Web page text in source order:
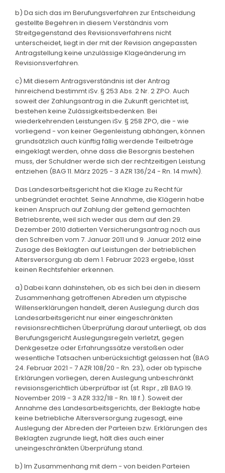
b) Da sich das im Berufungsverfahren zur Entscheidung
gestellte Begehren in diesem Verständnis vom
Streitgegenstand des Revisionsverfahrens nicht
unterscheidet, liegt in der mit der Revision angepassten
Antragstellung keine unzulässige Klageänderung im
Revisionsverfahren.
c) Mit diesem Antragsverständnis ist der Antrag
hinreichend bestimmt iSv. § 253 Abs. 2 Nr. 2 ZPO. Auch
soweit der Zahlungsantrag in die Zukunft gerichtet ist,
bestehen keine Zulässigkeitsbedenken. Bei
wiederkehrenden Leistungen iSv. § 258 ZPO, die - wie
vorliegend - von keiner Gegenleistung abhängen, können
grundsätzlich auch künftig fällig werdende Teilbeträge
eingeklagt werden, ohne dass die Besorgnis bestehen
muss, der Schuldner werde sich der rechtzeitigen Leistung
entziehen (BAG 11. März 2025 - 3 AZR 136/24 - Rn. 14 mwN).
Das Landesarbeitsgericht hat die Klage zu Recht für
unbegründet erachtet. Seine Annahme, die Klägerin habe
keinen Anspruch auf Zahlung der geltend gemachten
Betriebsrente, weil sich weder aus dem auf den 29.
Dezember 2010 datierten Versicherungsantrag noch aus
den Schreiben vom 7. Januar 2011 und 9. Januar 2012 eine
Zusage des Beklagten auf Leistungen der betrieblichen
Altersversorgung ab dem 1. Februar 2023 ergebe, lässt
keinen Rechtsfehler erkennen.
a) Dabei kann dahinstehen, ob es sich bei den in diesem
Zusammenhang getroffenen Abreden um atypische
Willenserklärungen handelt, deren Auslegung durch das
Landesarbeitsgericht nur einer eingeschränkten
revisionsrechtlichen Überprüfung darauf unterliegt, ob das
Berufungsgericht Auslegungsregeln verletzt, gegen
Denkgesetze oder Erfahrungssätze verstoßen oder
wesentliche Tatsachen unberücksichtigt gelassen hat (BAG
24. Februar 2021 - 7 AZR 108/20 - Rn. 23), oder ob typische
Erklärungen vorliegen, deren Auslegung unbeschränkt
revisionsgerichtlich überprüfbar ist (st. Rspr., zB BAG 19.
November 2019 - 3 AZR 332/18 - Rn. 18 f.). Soweit der
Annahme des Landesarbeitsgerichts, der Beklagte habe
keine betriebliche Altersversorgung zugesagt, eine
Auslegung der Abreden der Parteien bzw. Erklärungen des
Beklagten zugrunde liegt, hält dies auch einer
uneingeschränkten Überprüfung stand.
b) Im Zusammenhang mit dem - von beiden Parteien